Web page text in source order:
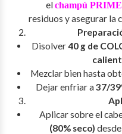
elchampú
residuos y asegurar la
Disolver40 g de
Mezclar bien hasta
Dejar enfriar a37/
Aplicar sobre el
(80% seco)